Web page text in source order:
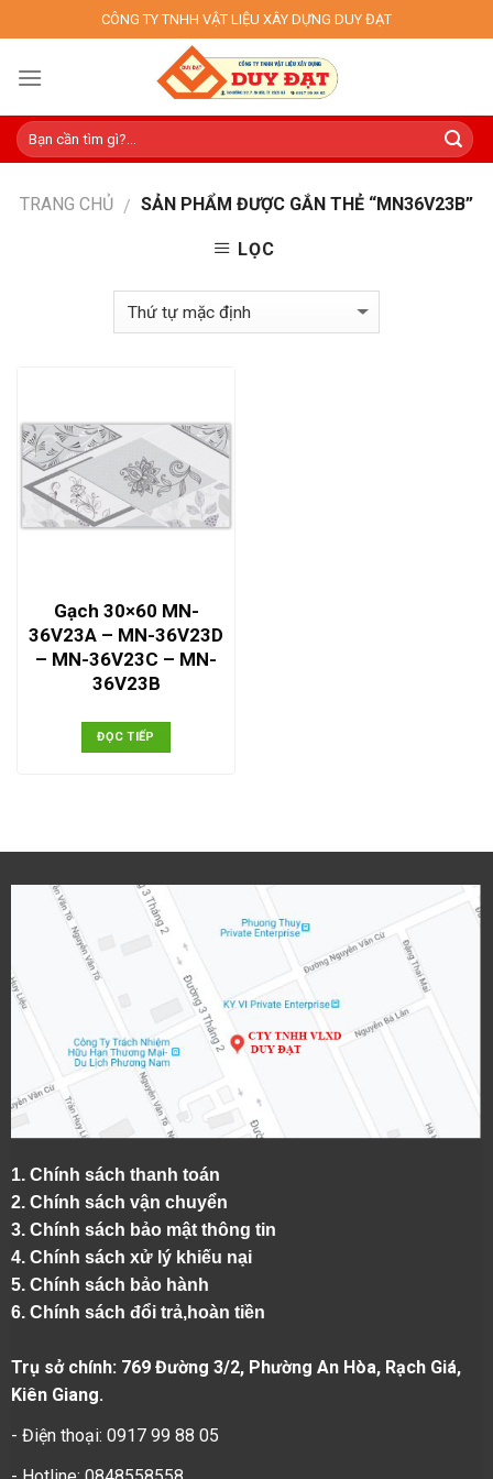
to
content
CÔNG TY TNHH VẬT LIỆU XÂY DỰNG DUY ĐẠT
TRANG CHỦ / SẢN PHẨM ĐƯỢC GẮN THẺ “MN36V23B”
LỌC
Gạch 30×60 MN-
36V23A – MN-36V23D
– MN-36V23C – MN-
36V23B
ĐỌC TIẾP
1. Chính sách thanh toán
2. Chính sách vận chuyển
3. Chính sách bảo mật thông tin
4. Chính sách xử lý khiếu nại
5. Chính sách bảo hành
6. Chính sách đổi trả,hoàn tiền
Trụ sở chính: 769 Đường 3/2, Phường An Hòa, Rạch Giá,
Kiên Giang.
- Điện thoại: 0917 99 88 05